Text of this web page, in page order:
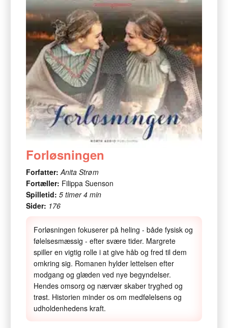
Forløsningen
Forfatter: Anita Strøm
Fortæller: Filippa Suenson
Spilletid: 5 timer 4 min
Sider: 176
Forløsningen fokuserer på heling - både fysisk og
følelsesmæssig - efter svære tider. Margrete
spiller en vigtig rolle i at give håb og fred til dem
omkring sig. Romanen hylder lettelsen efter
modgang og glæden ved nye begyndelser.
Hendes omsorg og nærvær skaber tryghed og
trøst. Historien minder os om medfølelsens og
udholdenhedens kraft.